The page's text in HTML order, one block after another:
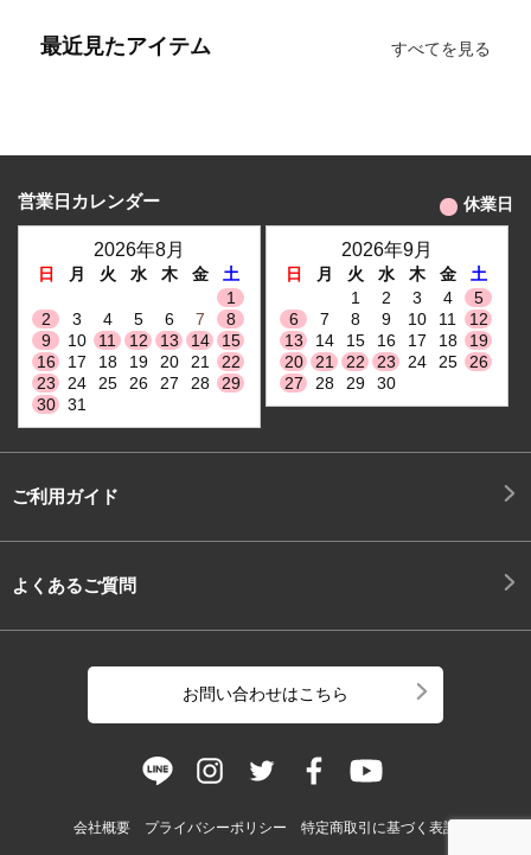
最近見たアイテム すべてを見る
営業日カレンダー 休業日
2026年8月
日 月 火 水 木 金
土
1
2
3 4 5 6 7
8
9
10 11 12 13 14
15
16
17 18 19 20 21
22
23
24 25 26 27 28
29
30
31
2026年9月
日 月 火 水 木 金
土
1
2 3 4
5
6
7 8 9 10 11
12
13
14 15 16 17 18
19
20
21 22 23 24 25
26
27
28 29 30
ご利用ガイド
よくあるご質問
お問い合わせはこちら
会社概要 プライバシーポリシー 特定商取引に基づく表記